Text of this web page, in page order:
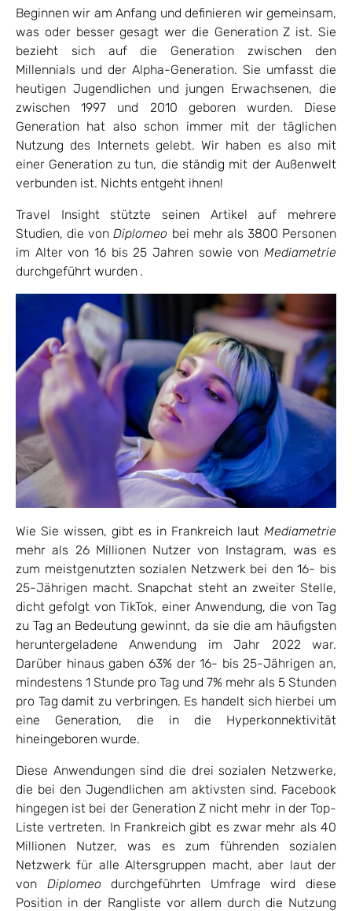
Beginnen wir am Anfang und definieren wir gemeinsam,
was oder besser gesagt wer die Generation Z ist. Sie
bezieht sich auf die Generation zwischen den
Millennials und der Alpha-Generation. Sie umfasst die
heutigen Jugendlichen und jungen Erwachsenen, die
zwischen 1997 und 2010 geboren wurden. Diese
Generation hat also schon immer mit der täglichen
Nutzung des Internets gelebt. Wir haben es also mit
einer Generation zu tun, die ständig mit der Außenwelt
verbunden ist. Nichts entgeht ihnen!
Travel Insight stützte seinen Artikel auf mehrere
Studien, die vonDiplomeo bei mehr als 3800 Personen
im Alter von 16 bis 25 Jahren sowie von Mediametrie
durchgeführt wurden .
Wie Sie wissen, gibt es in Frankreich laut Mediametrie
mehr als 26 Millionen Nutzer von Instagram, was es
zum meistgenutzten sozialen Netzwerk bei den 16- bis
25-Jährigen macht. Snapchat steht an zweiter Stelle,
dicht gefolgt von TikTok, einer Anwendung, die von Tag
zu Tag an Bedeutung gewinnt, da sie die am häufigsten
heruntergeladene Anwendung im Jahr 2022 war.
Darüber hinaus gaben 63% der 16- bis 25-Jährigen an,
mindestens 1 Stunde pro Tag und 7% mehr als 5 Stunden
pro Tag damit zu verbringen. Es handelt sich hierbei um
eine Generation, die in die Hyperkonnektivität
hineingeboren wurde.
Diese Anwendungen sind die drei sozialen Netzwerke,
die bei den Jugendlichen am aktivsten sind. Facebook
hingegen ist bei der Generation Z nicht mehr in der Top-
Liste vertreten. In Frankreich gibt es zwar mehr als 40
Millionen Nutzer, was es zum führenden sozialen
Netzwerk für alle Altersgruppen macht, aber laut der
von Diplomeo durchgeführten Umfrage wird diese
Position in der Rangliste vor allem durch die Nutzung